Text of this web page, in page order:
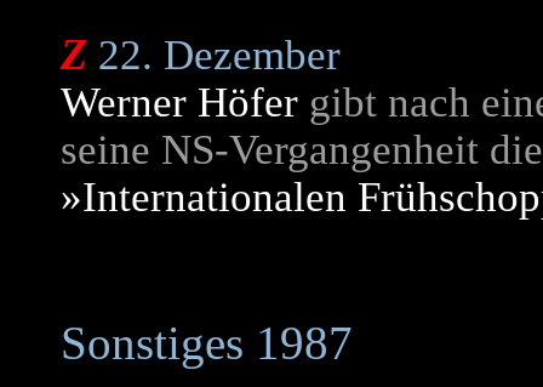
Z 22. Dezember
Werner Höfer gibt nach
seine NS-Vergangenheit
»Internationalen
Sonstiges 1987